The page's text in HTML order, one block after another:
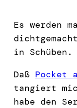
Es werden
in Schüben.
Daß Pocket
tangiert
habe den